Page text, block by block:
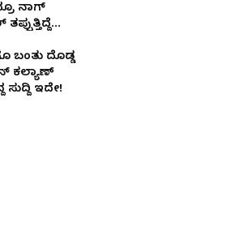
ನಾಗ್
ಬಂತು ದೊಡ್ಡ
ಕಲ್ಯಾಣ್
ಸುದ್ದಿ ಇದೇ!